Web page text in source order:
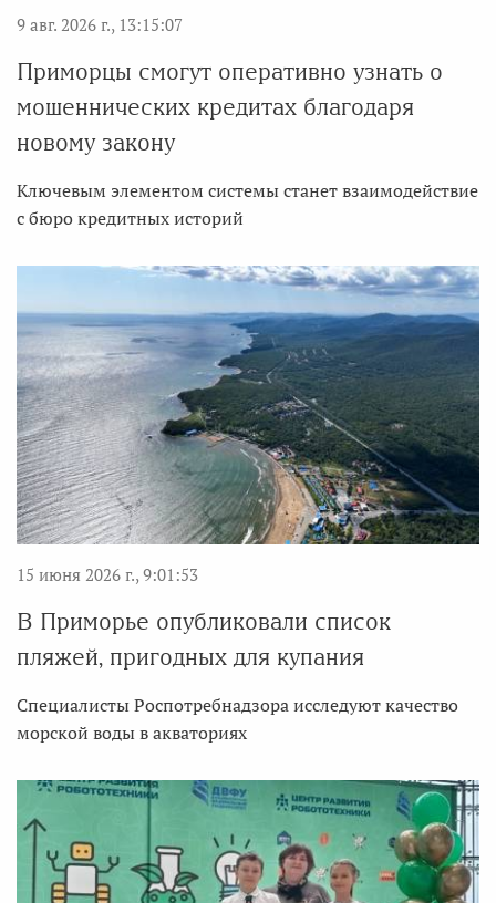
9 авг. 2026 г., 13:15:07
Приморцы смогут оперативно узнать о
мошеннических кредитах благодаря
новому закону
Ключевым элементом системы станет взаимодействие
с бюро кредитных историй
15 июня 2026 г., 9:01:53
В Приморье опубликовали список
пляжей, пригодных для купания
Специалисты Роспотребнадзора исследуют качество
морской воды в акваториях